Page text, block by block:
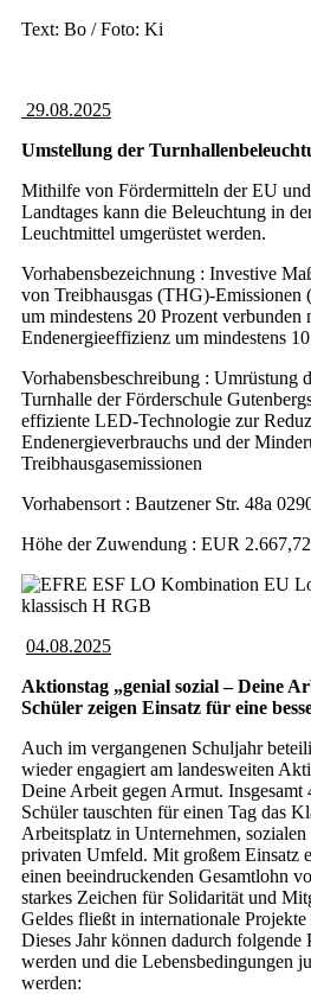
Text: Bo / Foto: Ki
29.08.2025
Umstellung der
Mithilfe von Fördermitteln der EU und
Landtages kann die Beleuchtung in
Leuchtmittel umgerüstet werden.
Vorhabensbezeichnung : Investive
von Treibhausgas (THG)-
um mindestens 20 Prozent verbunden
Endenergieeffizienz um mindestens
Vorhabensbeschreibung : Umrüstung
Turnhalle der Förderschule
effiziente LED-Technologie zur
Endenergieverbrauchs und der
Treibhausgasemissionen
Vorhabensort : Bautzener Str. 48a
Höhe der Zuwendung : EUR 2.667,72
04.08.2025
Aktionstag „genial sozial – Deine
Schüler zeigen Einsatz für eine
Auch im vergangenen Schuljahr
wieder engagiert am landesweiten
Deine Arbeit gegen Armut. Insgesamt
Schüler tauschten für einen Tag das
Arbeitsplatz in Unternehmen,
privaten Umfeld. Mit großem Einsatz
einen beeindruckenden Gesamtlohn
starkes Zeichen für Solidarität und
Geldes fließt in internationale
Dieses Jahr können dadurch folgende
werden und die Lebensbedingungen
werden: